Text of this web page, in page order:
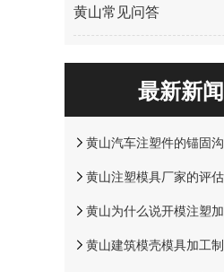
黄山常见问答
最新新闻